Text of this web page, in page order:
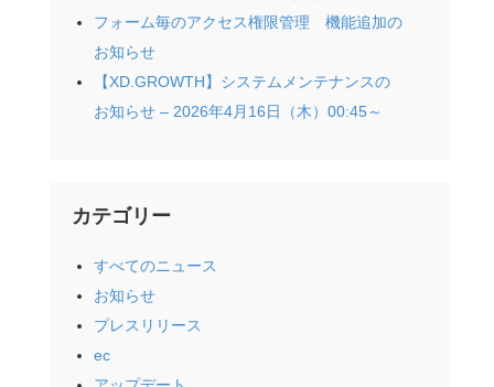
フォーム毎のアクセス権限管理 機能追加の
お知らせ
【XD.GROWTH】システムメンテナンスの
お知らせ – 2026年4月16日（木）00:45～
カテゴリー
すべてのニュース
お知らせ
プレスリリース
ec